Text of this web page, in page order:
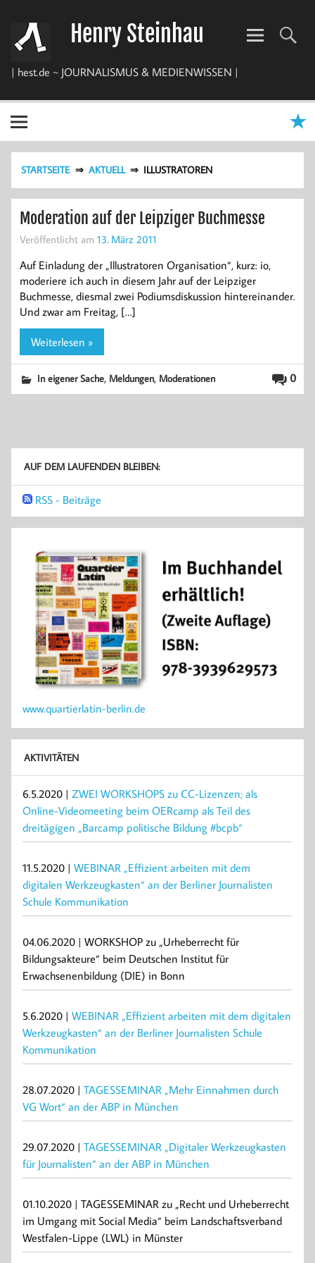
springen
Henry Steinhau
| hest.de ~ JOURNALISMUS & MEDIENWISSEN |
STARTSEITE AKTUELL ILLUSTRATOREN
Moderation auf der Leipziger Buchmesse
Veröffentlicht am 13. März 2011
Auf Einladung der „Illustratoren Organisation“, kurz: io,
moderiere ich auch in diesem Jahr auf der Leipziger
Buchmesse, diesmal zwei Podiumsdiskussion hintereinander.
Und zwar am Freitag, […]
Weiterlesen »
0
In eigener Sache, Meldungen, Moderationen
AUF DEM LAUFENDEN BLEIBEN:
RSS - Beiträge
www.quartierlatin-berlin.de
AKTIVITÄTEN
6.5.2020 | ZWEI WORKSHOPS zu CC-Lizenzen; als
Online-Videomeeting beim OERcamp als Teil des
dreitägigen „Barcamp politische Bildung #bcpb“
11.5.2020 | WEBINAR „Effizient arbeiten mit dem
digitalen Werkzeugkasten“ an der Berliner Journalisten
Schule Kommunikation
04.06.2020 | WORKSHOP zu „Urheberrecht für
Bildungsakteure“ beim Deutschen Institut für
Erwachsenenbildung (DIE) in Bonn
5.6.2020 | WEBINAR „Effizient arbeiten mit dem digitalen
Werkzeugkasten“ an der Berliner Journalisten Schule
Kommunikation
28.07.2020 | TAGESSEMINAR „Mehr Einnahmen durch
VG Wort“ an der ABP in München
29.07.2020 | TAGESSEMINAR „Digitaler Werkzeugkasten
für Journalisten“ an der ABP in München
01.10.2020 | TAGESSEMINAR zu „Recht und Urheberrecht
im Umgang mit Social Media“ beim Landschaftsverband
Westfalen-Lippe (LWL) in Münster